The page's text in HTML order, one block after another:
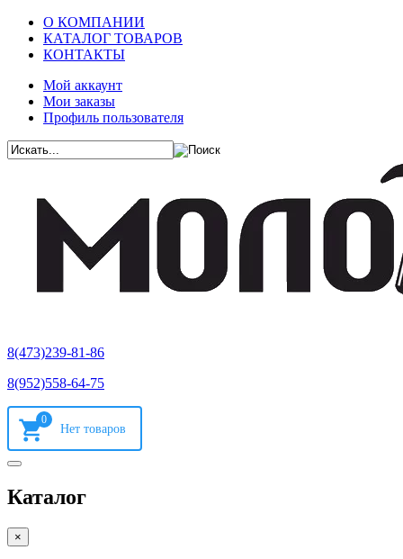
О КОМПАНИИ
КАТАЛОГ ТОВАРОВ
КОНТАКТЫ
Мой аккаунт
Мои заказы
Профиль пользователя
8(473)239-81-86
8(952)558-64-75
0
Каталог
×